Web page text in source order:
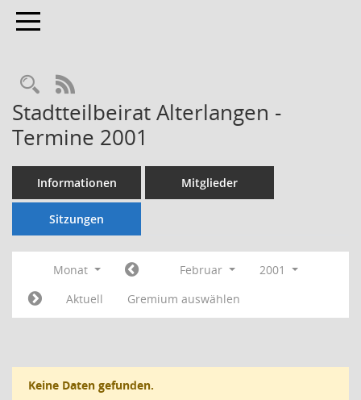
Toggle navigation
Rechercheauswahl
RSS-Feed
Stadtteilbeirat Alterlangen -
Termine 2001
Informationen Mitglieder
Sitzungen
Monat Februar
2001
Aktuell
Gremium auswählen
Keine Daten gefunden.